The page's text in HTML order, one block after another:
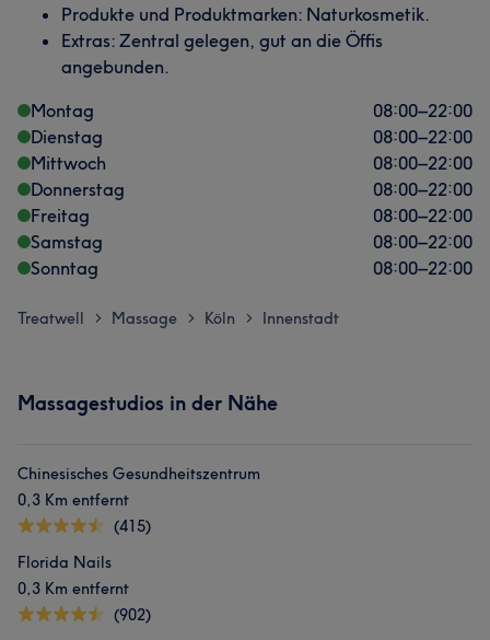
Produkte und Produktmarken: Naturkosmetik.
Extras: Zentral gelegen, gut an die Öffis
angebunden.
Montag
08:00–22:00
Dienstag
08:00–22:00
Mittwoch
08:00–22:00
Donnerstag
08:00–22:00
Freitag
08:00–22:00
Samstag
08:00–22:00
Sonntag
08:00–22:00
Treatwell > Massage > Köln > Innenstadt
Massagestudios in der Nähe
Chinesisches Gesundheitszentrum
0,3 Km entfernt
(415)
Florida Nails
0,3 Km entfernt
(902)